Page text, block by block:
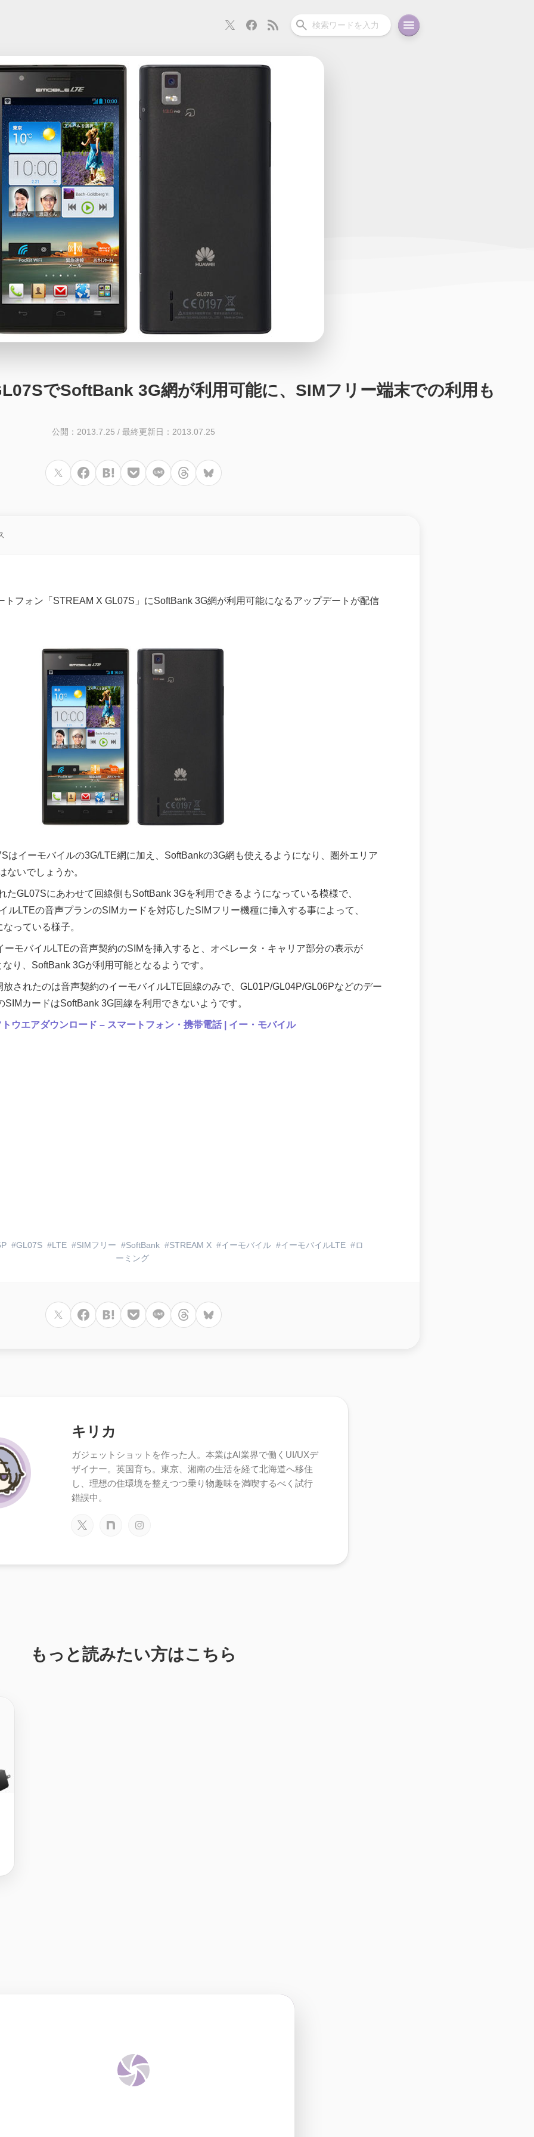
カメラ ウェアラブル スマートホーム
ョンカメラ カメラ 回線
でSoftBank 3G網が利用可能に、SIMフリー端末での利用も
公開：2013.7.25 / 最終更新日：2013.07.25
トフォン「STREAM X GL07S」にSoftBank 3G網が利用可能になるアップデートが配信
はイーモバイルの3G/LTE網に加え、SoftBankの3G網も使えるようになり、圏外エリア
ないでしょうか。
たGL07Sにあわせて回線側もSoftBank 3Gを利用できるようになっている模様で、
ルLTEの音声プランのSIMカードを対応したSIMフリー機種に挿入する事によって、
っている様子。
ーモバイルLTEの音声契約のSIMを挿入すると、オペレータ・キャリア部分の表示が
なり、SoftBank 3Gが利用可能となるようです。
放されたのは音声契約のイーモバイルLTE回線のみで、GL01P/GL04P/GL06Pなどのデー
カードはSoftBank 3G回線を利用できないようです。
ウエアダウンロード – スマートフォン・携帯電話 | イー・モバイル
GL07S LTE SIMフリー SoftBank STREAM X イーモバイル イーモバイルLTE
ロ
ーミング
キリカ
ガジェットショットを作った人。本業はAI業界で働くUI/UXデ
ザイナー。英国育ち。東京、湘南の生活を経て北海道へ移住
し、理想の住環境を整えつつ乗り物趣味を満喫するべく試行
錯誤中。
もっと読みたい方はこちら